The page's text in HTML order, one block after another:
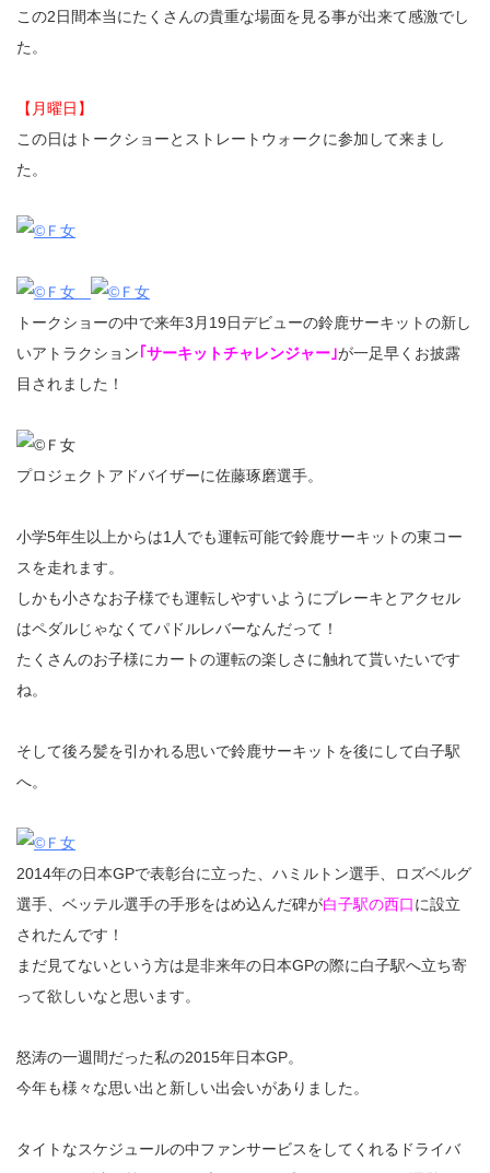
この2日間本当にたくさんの貴重な場面を見る事が出来て感激でし
た。
【月曜日】
この日はトークショーとストレートウォークに参加して来まし
た。
トークショーの中で来年3月19日デビューの鈴鹿サーキットの新し
いアトラクション ｢サーキットチャレンジャー｣が一足早くお披露
目されました！
プロジェクトアドバイザーに佐藤琢磨選手。
小学5年生以上からは1人でも運転可能で鈴鹿サーキットの東コー
スを走れます。
しかも小さなお子様でも運転しやすいようにブレーキとアクセル
はペダルじゃなくてパドルレバーなんだって！
たくさんのお子様にカートの運転の楽しさに触れて貰いたいです
ね。
そして後ろ髪を引かれる思いで鈴鹿サーキットを後にして白子駅
へ。
2014年の日本GPで表彰台に立った、ハミルトン選手、ロズベルグ
選手、ベッテル選手の手形をはめ込んだ碑が白子駅の西口に設立
されたんです！
まだ見てないという方は是非来年の日本GPの際に白子駅へ立ち寄
って欲しいなと思います。
怒涛の一週間だった私の2015年日本GP。
今年も様々な思い出と新しい出会いがありました。
タイトなスケジュールの中ファンサービスをしてくれるドライバ